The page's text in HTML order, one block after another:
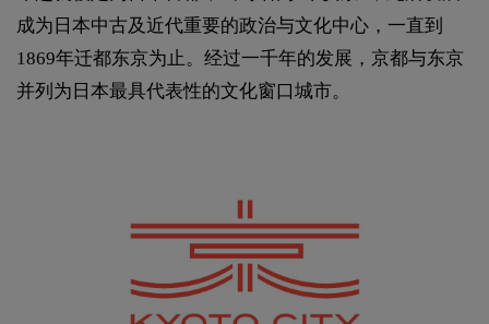
成为日本中古及近代重要的政治与文化中心，一直到
1869年迁都东京为止。经过一千年的发展，京都与东京
并列为日本最具代表性的文化窗口城市。